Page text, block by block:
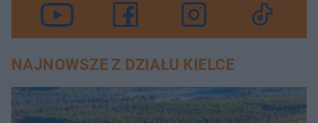
NAJNOWSZE Z DZIAŁU KIELCE